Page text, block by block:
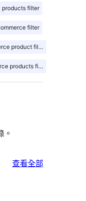
products filter
filter
product filter
products filter
。
查看全部